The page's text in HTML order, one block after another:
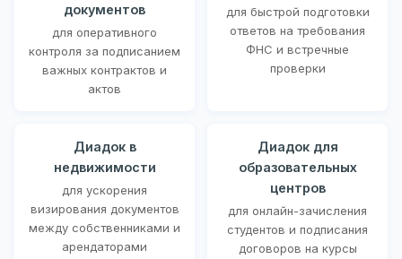
документов
для оперативного
контроля за подписанием
важных контрактов и
актов
для быстрой подготовки
ответов на требования
ФНС и встречные
проверки
Диадок в
недвижимости
для ускорения
визирования документов
между собственниками и
арендаторами
Диадок для
образовательных
центров
для онлайн-зачисления
студентов и подписания
договоров на курсы